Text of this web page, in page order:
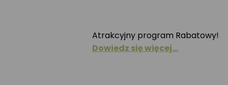
Atrakcyjny program Rabatowy!
Dowiedz się więcej…